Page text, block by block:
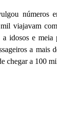
números
viajavam
idosos e
a mais
chegar a 100